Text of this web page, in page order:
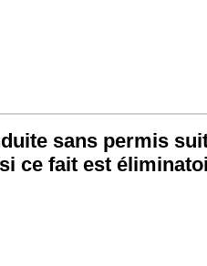
sans permis
ce fait est